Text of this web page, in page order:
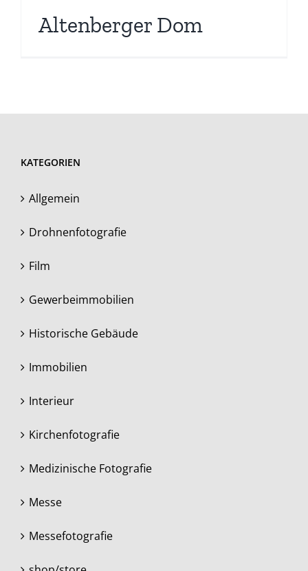
Altenberger Dom
KATEGORIEN
Allgemein
Drohnenfotografie
Film
Gewerbeimmobilien
Historische Gebäude
Immobilien
Interieur
Kirchenfotografie
Medizinische Fotografie
Messe
Messefotografie